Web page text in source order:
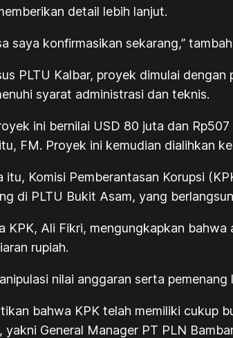
detail lebih lanjut.
saya konfirmasikan sekarang,”
PLTU Kalbar, proyek dimulai
syarat administrasi dan teknis.
ini bernilai USD 80 juta dan
FM. Proyek ini kemudian dialihkan
itu, Komisi Pemberantasan Korupsi
di PLTU Bukit Asam, yang
KPK, Ali Fikri, mengungkapkan
rupiah.
nilai anggaran serta
bahwa KPK telah memiliki cukup
yakni General Manager PT PLN